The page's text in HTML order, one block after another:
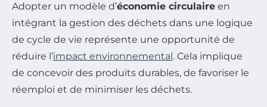
Adopter un modèle d’économie circulaire en
intégrant la gestion des déchets dans une logique
de cycle de vie représente une opportunité de
réduire l’impact environnemental . Cela implique
de concevoir des produits durables, de favoriser le
réemploi et de minimiser les déchets.